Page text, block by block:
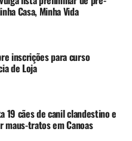
Casa, Minha Vida
inscrições para curso
de Loja
19 cães de canil clandestino e
maus-tratos em Canoas